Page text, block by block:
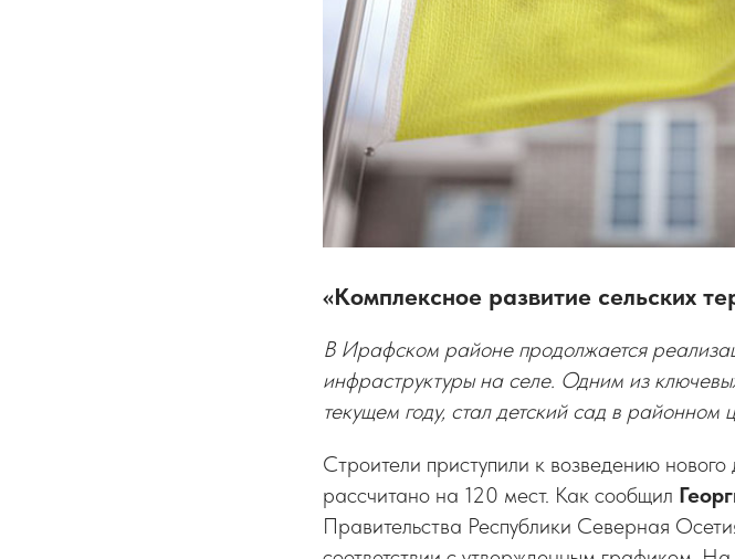
«Комплексное развитие сельских
В Ирафском районе продолжается
инфраструктуры на селе. Одним из
текущем году, стал детский сад в районном
Строители приступили к возведению
рассчитано на 120 мест. Как сообщил
Правительства Республики Северная